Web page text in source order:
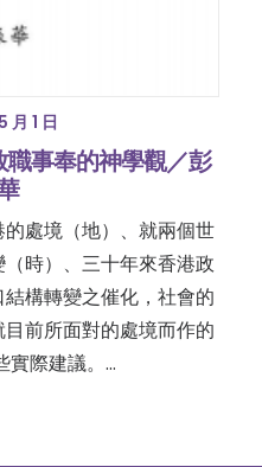
月 1 日
事奉的神學觀／彭
處境（地）、就兩個世
時）、三十年來香港政
構轉變之催化，社會的
前所面對的處境而作的
實際建議。…